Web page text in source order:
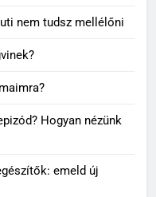
nem tudsz mellélőni
Hogyan nézünk
emeld új
lehetnek a
okok
egy kiscica